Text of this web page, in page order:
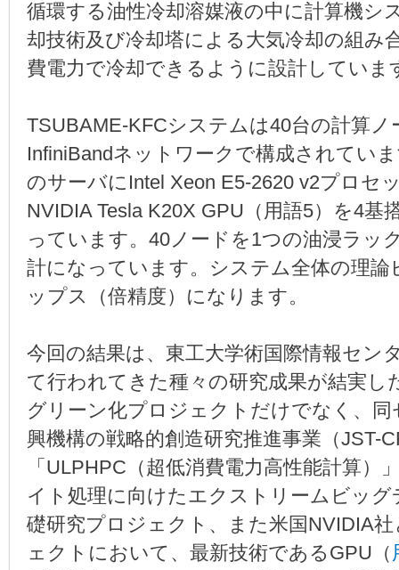
循環する油性冷却溶媒液の中に計算機シ
却技術及び冷却塔による大気冷却の組み
費電力で冷却できるように設計していま
TSUBAME-KFCシステムは40台の計算
InfiniBandネットワークで構成されてい
のサーバにIntel Xeon E5-2620 v2プロセ
NVIDIA Tesla K20X GPU（用語5）を4基
っています。40ノードを1つの油浸ラッ
計になっています。システム全体の理論
ップス（倍精度）になります。
今回の結果は、東工大学術国際情報セン
て行われてきた種々の研究成果が結実
グリーン化プロジェクトだけでなく、
興機構の戦略的創造研究推進事業（JST-
「ULPHPC（超低消費電力高性能計算）
イト処理に向けたエクストリームビッ
礎研究プロジェクト、また米国NVIDIA
ェクトにおいて、最新技術であるGPU（